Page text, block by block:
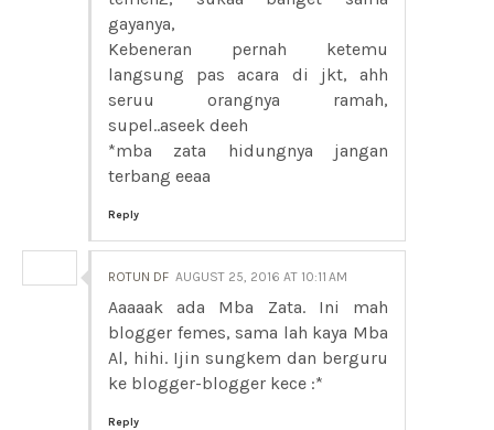
gayanya,
Kebeneran pernah ketemu
langsung pas acara di jkt, ahh
seruu orangnya ramah,
supel..aseek deeh
*mba zata hidungnya jangan
terbang eeaa
Reply
ROTUN DF AUGUST 25, 2016 AT 10:11 AM
Aaaaak ada Mba Zata. Ini mah
blogger femes, sama lah kaya Mba
Al, hihi. Ijin sungkem dan berguru
ke blogger-blogger kece :*
Reply